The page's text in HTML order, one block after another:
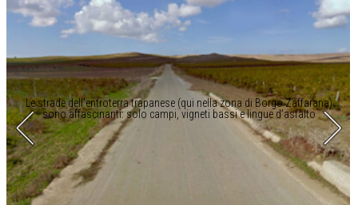
Le strade dell’entroterra trapanese (qui nella zona di Borgo Zaffarana)
sono affascinanti: solo campi, vigneti bassi e lingue d’asfalto